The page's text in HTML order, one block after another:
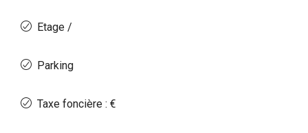
Etage /
Parking
Taxe foncière : €